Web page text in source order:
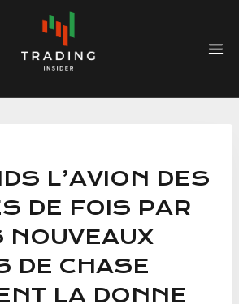
L’AVION DES
DE FOIS PAR
NOUVEAUX
DE CHASE
LA DONNE